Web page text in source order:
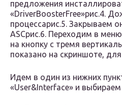
предложения
«DriverBoosterFree»рис.4.
процессарис.5. Закрываем
ASCрис.6. Переходим в
на кнопку с тремя
показано на скриншоте,
Идем в один из нижних
«User&Interface» и